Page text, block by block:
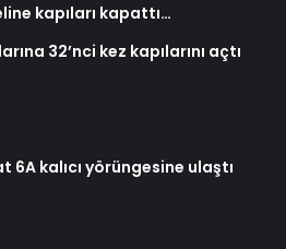
kapıları kapattı…
32’nci kez kapılarını açtı
6A kalıcı yörüngesine ulaştı